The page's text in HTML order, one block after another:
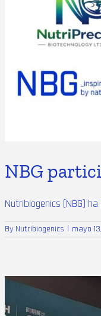
NBG
Nutribiogenics (NBG)
By Nutribiogenics mayo